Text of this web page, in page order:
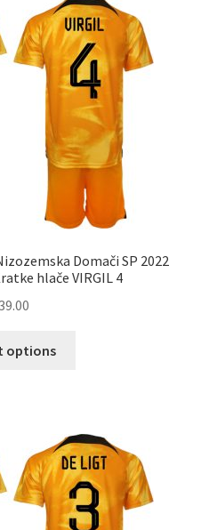
Možnosti
lahko
izberete
na
strani
izdelka
Domači SP 2022
hlače VIRGIL 4
options
Možnosti
lahko
izberete
na